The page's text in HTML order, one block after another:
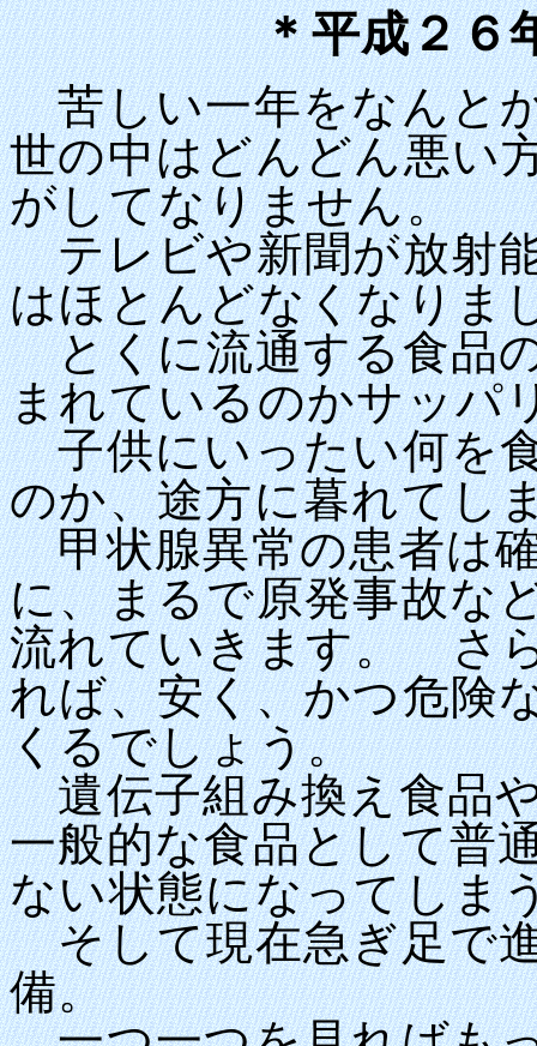
＊平成２６
苦しい一年をなんと
世の中はどんどん悪い
がしてなりません。
テレビや新聞が放射
はほとんどなくなりま
とくに流通する食品
まれているのかサッパ
子供にいったい何を
のか、途方に暮れてし
甲状腺異常の患者は
に、まるで原発事故な
流れていきます。 さ
れば、安く、かつ危険
くるでしょう。
遺伝子組み換え食品
一般的な食品として普
ない状態になってしま
そして現在急ぎ足で
備。